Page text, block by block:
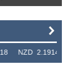
2.1914 SGD